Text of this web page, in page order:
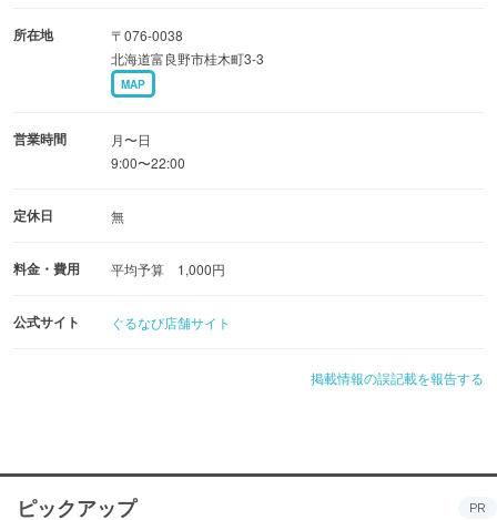
所在地
〒076-0038
北海道富良野市桂木町3-3
MAP
営業時間
月〜日
9:00〜22:00
定休日 無
料金・費用 平均予算 1,000円
公式サイト ぐるなび店舗サイト
掲載情報の誤記載を報告する
ピックアップ PR